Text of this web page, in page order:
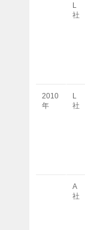
L
社
2010
年
L
社
A
社